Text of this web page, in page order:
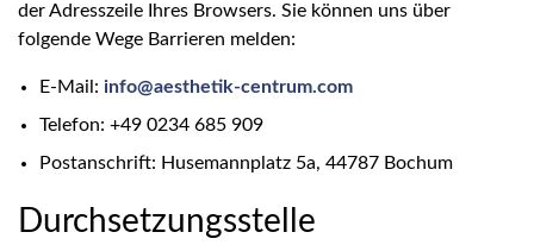
der Adresszeile Ihres Browsers. Sie können uns über
folgende Wege Barrieren melden:
E-Mail: info@aesthetik-centrum.com
Telefon: +49 0234 685 909
Postanschrift: Husemannplatz 5a, 44787 Bochum
Durchsetzungsstelle